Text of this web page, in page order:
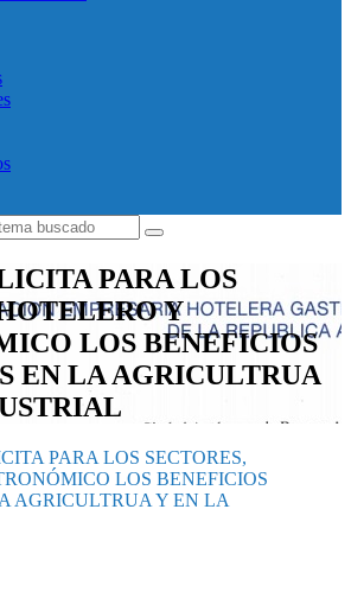
PARA LOS
Y
LOS BENEFICIOS
EN LA AGRICULTRUA
PARA LOS SECTORES,
LOS BENEFICIOS
AGRICULTRUA Y EN LA